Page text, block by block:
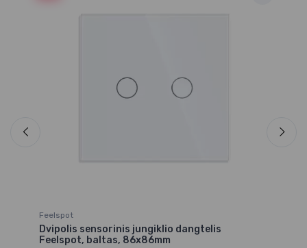
Feelspot
Dvipolis sensorinis jungiklio dangtelis
Feelspot, baltas, 86x86mm